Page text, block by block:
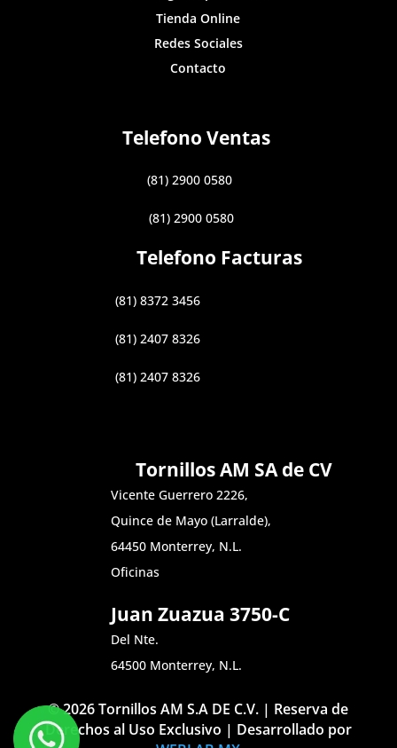
Tienda Online
Redes Sociales
Contacto
Telefono Ventas
(81) 2900 0580
(81) 2900 0580
Telefono Facturas
(81) 8372 3456
(81) 2407 8326
(81) 2407 8326
Tornillos AM SA de CV
Vicente Guerrero 2226,
Quince de Mayo (Larralde),
64450 Monterrey, N.L.
Oficinas
Juan Zuazua 3750-C
Del Nte.
64500 Monterrey, N.L.
© 2026 Tornillos AM S.A DE C.V. | Reserva de
Derechos al Uso Exclusivo | Desarrollado por